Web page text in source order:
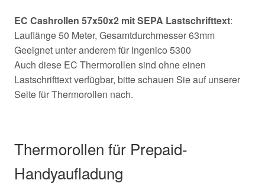
EC Cashrollen 57x50x2 mit SEPA Lastschrifttext:
Lauflänge 50 Meter, Gesamtdurchmesser 63mm
Geeignet unter anderem für Ingenico 5300
Auch diese EC Thermorollen sind ohne einen
Lastschrifttext verfügbar, bitte schauen Sie auf unserer
Seite für Thermorollen nach.
Thermorollen für Prepaid-
Handyaufladung